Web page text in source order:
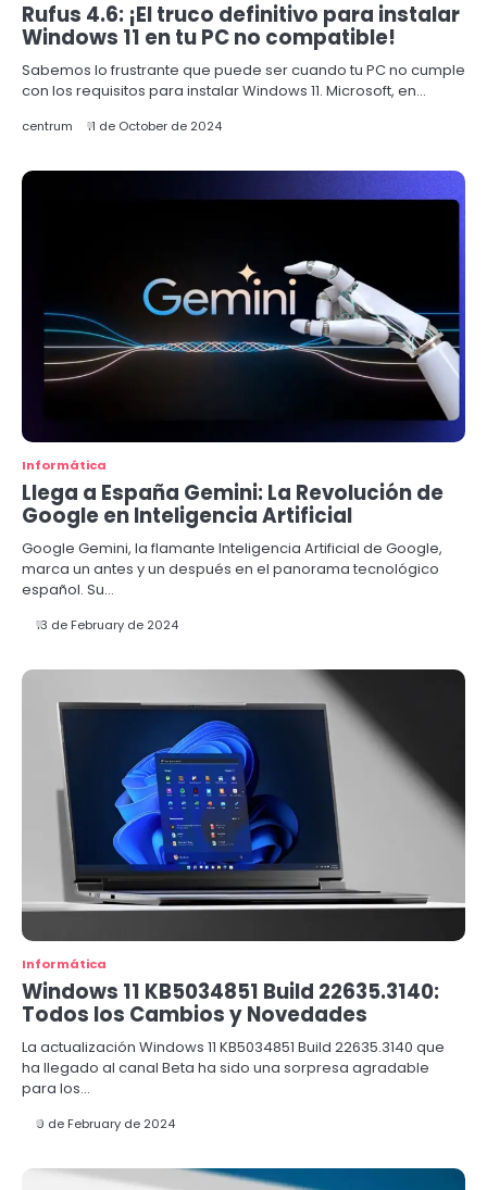
Rufus 4.6: ¡El truco definitivo para instalar
Windows 11 en tu PC no compatible!
Sabemos lo frustrante que puede ser cuando tu PC no cumple
con los requisitos para instalar Windows 11. Microsoft, en…
centrum 11 de October de 2024
Informática
Llega a España Gemini: La Revolución de
Google en Inteligencia Artificial
Google Gemini, la flamante Inteligencia Artificial de Google,
marca un antes y un después en el panorama tecnológico
español. Su…
13 de February de 2024
Informática
Windows 11 KB5034851 Build 22635.3140:
Todos los Cambios y Novedades
La actualización Windows 11 KB5034851 Build 22635.3140 que
ha llegado al canal Beta ha sido una sorpresa agradable
para los…
9 de February de 2024